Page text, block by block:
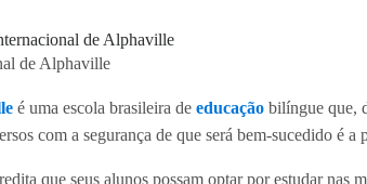
de Alphaville
é uma escola brasileira de educação bilíngue que,
com a segurança de que será bem-sucedido é a
que seus alunos possam optar por estudar nas